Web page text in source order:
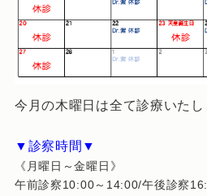
今月の木曜日は全て診療いたし
▼診察時間▼
《月曜日～金曜日》
午前診察10:00～14:00/午後診察